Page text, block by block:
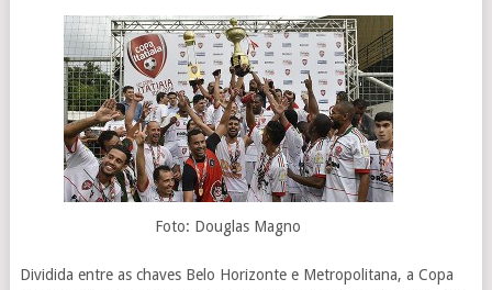
Foto: Douglas Magno
Dividida entre as chaves Belo Horizonte e Metropolitana, a Copa